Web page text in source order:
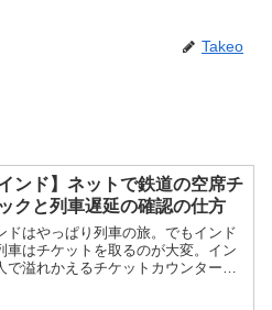
Takeo
インド】ネットで鉄道の空席チ
クと列車遅延の確認の仕方
ドはやっぱり列車の旅。でもインド
車はチケットを取るのが大変。イン
で溢れかえるチケットカウンターは